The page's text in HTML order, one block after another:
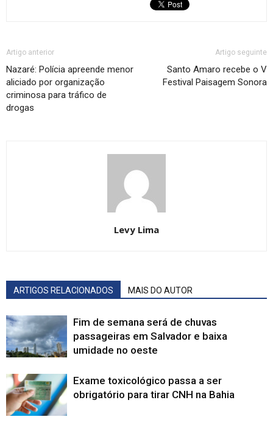
Artigo anterior
Nazaré: Polícia apreende menor
aliciado por organização
criminosa para tráfico de
drogas
Artigo seguinte
Santo Amaro recebe o V
Festival Paisagem Sonora
Levy Lima
ARTIGOS RELACIONADOS MAIS DO AUTOR
Fim de semana será de chuvas
passageiras em Salvador e baixa
umidade no oeste
Exame toxicológico passa a ser
obrigatório para tirar CNH na Bahia